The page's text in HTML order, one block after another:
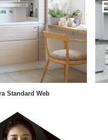
Standard Web